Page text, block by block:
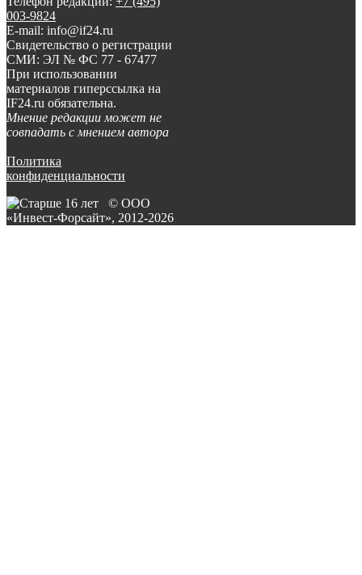
003-9824
E-mail: info@if24.ru
Свидетельство о регистрации
СМИ: ЭЛ № ФС 77 - 67477
При использовании
материалов гиперссылка на
IF24.ru обязательна.
Мнение редакции может не
совпадать с мнением автора
Политика
конфиденциальности
© ООО
«Инвест-Форсайт», 2012-2026